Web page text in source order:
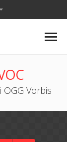
Vorbis